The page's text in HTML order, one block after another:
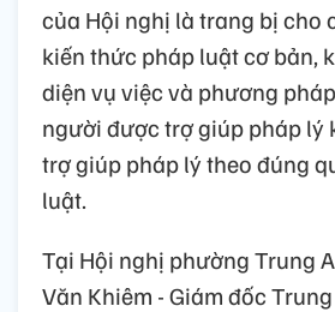
của Hội nghị là trang bị cho
kiến thức pháp luật cơ bản,
diện vụ việc và phương
người được trợ giúp pháp lý
trợ giúp pháp lý theo đúng
luật.
Tại Hội nghị phường Trung
Văn Khiêm - Giám đốc